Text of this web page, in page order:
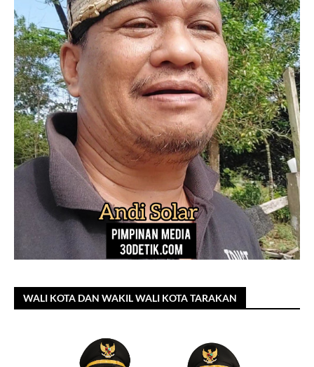
WALI KOTA DAN WAKIL WALI KOTA TARAKAN